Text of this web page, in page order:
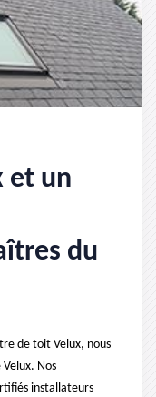
et un
du
de toit Velux, nous
Nos
installateurs